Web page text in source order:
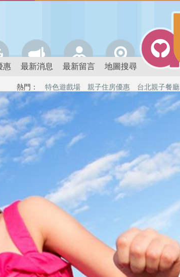
惠 最新消息 最新留言 地圖搜尋
熱門： 特色遊戲場 親子住房優惠 台北親子餐廳